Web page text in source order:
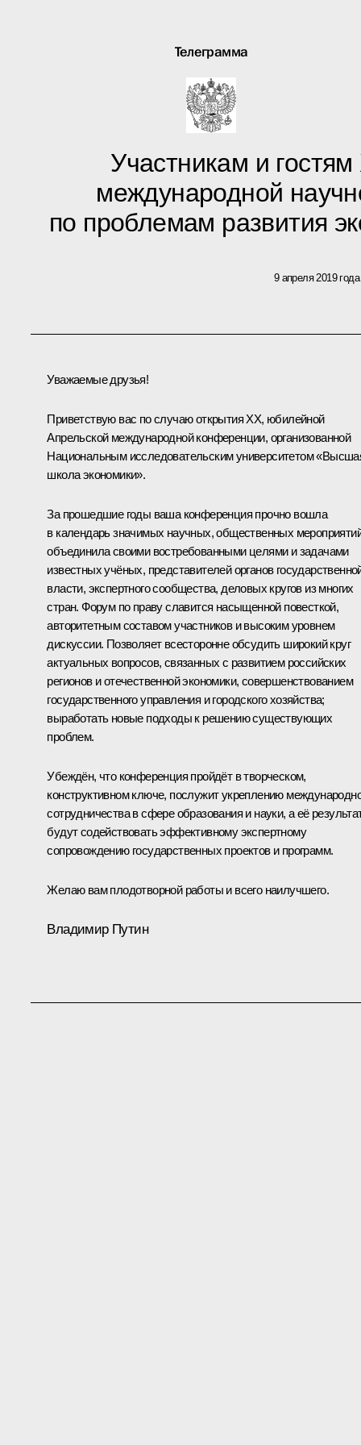
Телеграмма
Участникам и
международной
по проблемам развития
9 апреля 2019 года
Уважаемые друзья!
Приветствую вас по случаю открытия XX, юбилейной
Апрельской международной конференции, организованной
Национальным исследовательским университетом
школа экономики».
За прошедшие годы ваша конференция прочно вошла
в календарь значимых научных, общественных
объединила своими востребованными целями и задачами
известных учёных, представителей органов
власти, экспертного сообщества, деловых кругов из многих
стран. Форум по праву славится насыщенной повесткой,
авторитетным составом участников и высоким уровнем
дискуссии. Позволяет всесторонне обсудить широкий круг
актуальных вопросов, связанных с развитием российских
регионов и отечественной экономики, совершенствованием
государственного управления и городского хозяйства;
выработать новые подходы к решению существующих
проблем.
Убеждён, что конференция пройдёт в творческом,
конструктивном ключе, послужит укреплению
сотрудничества в сфере образования и науки, а её
будут содействовать эффективному экспертному
сопровождению государственных проектов и программ.
Желаю вам плодотворной работы и всего наилучшего.
Владимир Путин